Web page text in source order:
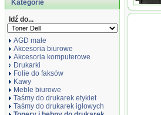
Kategorie
Idź do...
AGD małe
Akcesoria biurowe
Akcesoria komputerowe
Drukarki
Folie do faksów
Kawy
Meble biurowe
Taśmy do drukarek etykiet
Taśmy do drukarek igłowych